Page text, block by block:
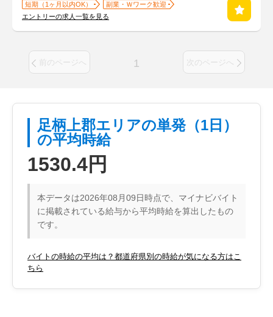
短期（1ヶ月以内OK）
副業・Ｗワーク歓迎
エントリーの求人一覧を見る
前のページへ 1 次のページへ
足柄上郡エリアの単発（1日）
の平均時給
1530.4円
本データは2026年08月09日時点で、マイナビバイト
に掲載されている給与から平均時給を算出したもの
です。
バイトの時給の平均は？都道府県別の時給が気になる方はこ
ちら